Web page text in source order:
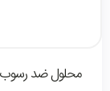
محلول ضد